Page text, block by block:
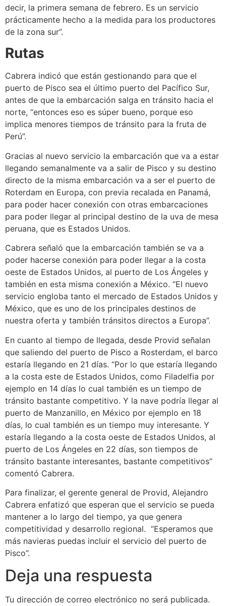
decir, la primera semana de febrero. Es un servicio
prácticamente hecho a la medida para los productores
de la zona sur”.
Rutas
Cabrera indicó que están gestionando para que el
puerto de Pisco sea el último puerto del Pacífico Sur,
antes de que la embarcación salga en tránsito hacia el
norte, “entonces eso es súper bueno, porque eso
implica menores tiempos de tránsito para la fruta de
Perú”.
Gracias al nuevo servicio la embarcación que va a estar
llegando semanalmente va a salir de Pisco y su destino
directo de la misma embarcación va a ser el puerto de
Roterdam en Europa, con previa recalada en Panamá,
para poder hacer conexión con otras embarcaciones
para poder llegar al principal destino de la uva de mesa
peruana, que es Estados Unidos.
Cabrera señaló que la embarcación también se va a
poder hacerse conexión para poder llegar a la costa
oeste de Estados Unidos, al puerto de Los Ángeles y
también en esta misma conexión a México. “El nuevo
servicio engloba tanto el mercado de Estados Unidos y
México, que es uno de los principales destinos de
nuestra oferta y también tránsitos directos a Europa”.
En cuanto al tiempo de llegada, desde Provid señalan
que saliendo del puerto de Pisco a Rosterdam, el barco
estaría llegando en 21 días. “Por lo que estaría llegando
a la costa este de Estados Unidos, como Filadelfia por
ejemplo en 14 días lo cual también es un tiempo de
tránsito bastante competitivo. Y la nave podría llegar al
puerto de Manzanillo, en México por ejemplo en 18
días, lo cual también es un tiempo muy interesante. Y
estaría llegando a la costa oeste de Estados Unidos, al
puerto de Los Ángeles en 22 días, son tiempos de
tránsito bastante interesantes, bastante competitivos”
comentó Cabrera.
Para finalizar, el gerente general de Provid, Alejandro
Cabrera enfatizó que esperan que el servicio se pueda
mantener a lo largo del tiempo, ya que genera
competitividad y desarrollo regional. “Esperamos que
más navieras puedas incluir el servicio del puerto de
Pisco”.
Deja una respuesta
Tu dirección de correo electrónico no será publicada.